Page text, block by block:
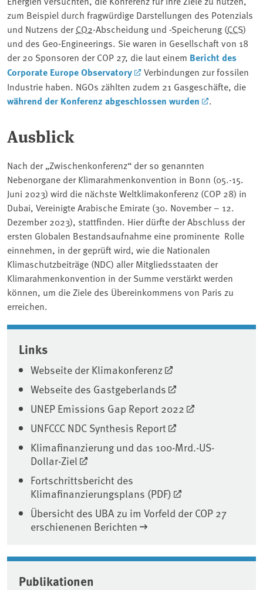
zum Beispiel durch fragwürdige Darstellungen des Potenzials
und Nutzens derCO2-Abscheidung und -Speicherung (CCS)
und des Geo-Engineerings. Sie waren in Gesellschaft von 18
der 20 Sponsoren der COP 27, die laut einem Bericht des
Corporate Europe Observatory
Verbindungen zur fossilen
Industrie haben. NGOs zählten zudem 21 Gasgeschäfte, die
während der Konferenz abgeschlossen wurden .
Ausblick
Nach der „Zwischenkonferenz“ der so genannten
Nebenorgane der Klimarahmenkonvention in Bonn (05.-15.
Juni 2023) wird die nächste Weltklimakonferenz (COP 28) in
Dubai, Vereinigte Arabische Emirate (30. November – 12.
Dezember 2023), stattfinden. Hier dürfte der Abschluss der
ersten Globalen Bestandsaufnahme eine prominente Rolle
einnehmen, in der geprüft wird, wie die Nationalen
Klimaschutzbeiträge (NDC) aller Mitgliedsstaaten der
Klimarahmenkonvention in der Summe verstärkt werden
können, um die Ziele des Übereinkommens von Paris zu
erreichen.
Associated content
Links
Webseite der Klimakonferenz
Webseite des Gastgeberlands
UNEP Emissions Gap Report 2022
UNFCCC NDC Synthesis Report
Klimafinanzierung und das 100-Mrd.-US-
Dollar-Ziel
Fortschrittsbericht des
Klimafinanzierungsplans (PDF)
Übersicht des UBA zu im Vorfeld der COP 27
erschienenen Berichten
Publikationen